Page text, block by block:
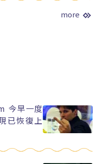
more
今早一度
已恢復上